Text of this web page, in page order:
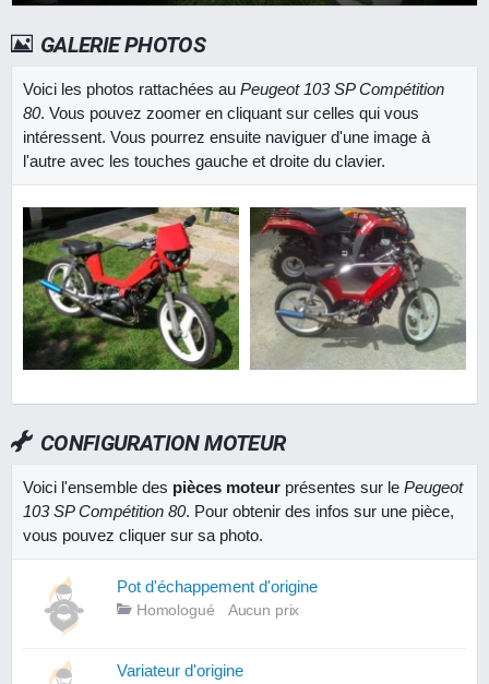
GALERIE PHOTOS
Voici les photos rattachées au Peugeot 103 SP Compétition
80. Vous pouvez zoomer en cliquant sur celles qui vous
intéressent. Vous pourrez ensuite naviguer d'une image à
l'autre avec les touches gauche et droite du clavier.
CONFIGURATION MOTEUR
Voici l'ensemble des pièces moteur présentes sur le Peugeot
103 SP Compétition 80. Pour obtenir des infos sur une pièce,
vous pouvez cliquer sur sa photo.
Pot d'échappement d'origine
Homologué Aucun prix
Variateur d'origine